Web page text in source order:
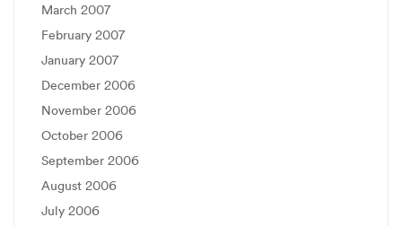
March 2007
February 2007
January 2007
December 2006
November 2006
October 2006
September 2006
August 2006
July 2006